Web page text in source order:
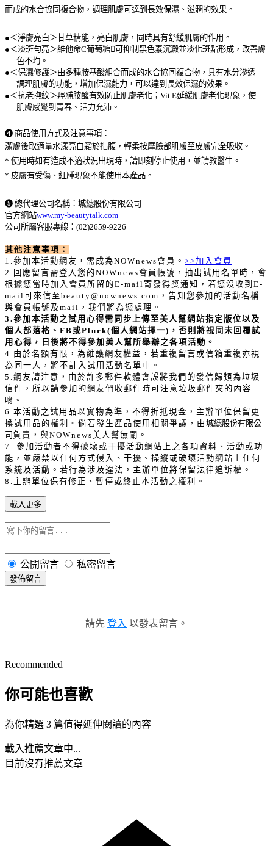
而成的水合協同複合物，調理肌膚可達到長效保濕、滋潤的效果。
●＜淨膚亮白＞甘草精能，亮白肌膚，同時具有舒緩肌膚的作用。
●＜淡斑勻亮＞維他命C葡萄糖可抑制黑色素沉澱並淡化斑點形成，改善膚
色不均。
●＜保濕修護＞由多種胺基酸組合而成的水合協同複合物，具有水分滲透
調理肌膚的功能，增加保濕能力，可以達到長效保濕的效果。
●＜抗老撫紋＞羥脯胺酸有效防止肌膚老化； Vit E延緩肌膚老化現象，使
肌膚感覺到青春、活力充沛。
➍ 商品使用方式及注意事項 ：
潔膚後取適量水漾亮白霜於指腹，輕柔按摩臉部肌膚至皮膚完全吸收。
* 使用時如有造成不適狀況出現時，請即刻停止使用，並請教醫生。
* 皮膚有受傷、紅腫現象不能使用本產品。
➎ 總代理公司名稱 ：城繐股份有限公司
官方網站www.my-beautytalk.com
公司所屬客服專線： (02)2659-9226
其他注意事項：
1. 參加本活動網友，需成為NOWnews會員。 >>加入會員
2.
回應留言需登入您的NOWnews會員帳號，抽出試用名單時，會
根據您當時加入會員所留的E-mail寄發得獎通知，若您沒收到E-
mail可來信至beauty@nownews.com，告知您參加的活動名稱
與會員帳號及mail，我們將為您處理。
3.參加本活動之試用心得需同步上傳至美人幫網站指定版位以及
個人部落格、FB或Plurk(個人網站擇一)，否則將視同未回覆試
用心得，日後將不得參加美人幫所舉辦之各項活動。
4. 由於名額有限，為維護網友權益，若重複留言或信箱重複亦視
為同一人，將不計入試用活動名單中。
5. 網友請注意，由於許多郵件軟體會誤將我們的發信歸類為垃圾
信件，所以請參加的網友們收郵件時可注意垃圾郵件夾的內容
唷。
6. 本活動之試用品以實物為準，不得折抵現金，主辦單位保留更
換試用品的權利。倘若發生產品使用相關爭議，由 城繐股份有限公
司 負責，與NOWnews美人幫無關。
7. 參加活動者不得破壞或干擾活動網站上之各項資料、活動或功
能，並嚴禁以任何方式侵入、干擾、操縱或破壞活動網站上任何
系統及活動。若行為涉及違法，主辦單位將保留法律追訴權。
8. 主辦單位保有修正、暫停或終止本活動之權利。
載入更多
公開留言 私密留言
發佈留言
請先 登入 以發表留言。
Recommended
你可能也喜歡
為你精選 3 篇值得延伸閱讀的內容
載入推薦文章中...
目前沒有推薦文章